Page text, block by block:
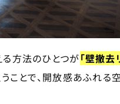
方法のひとつが「壁撤去
ことで、開放感あふれる